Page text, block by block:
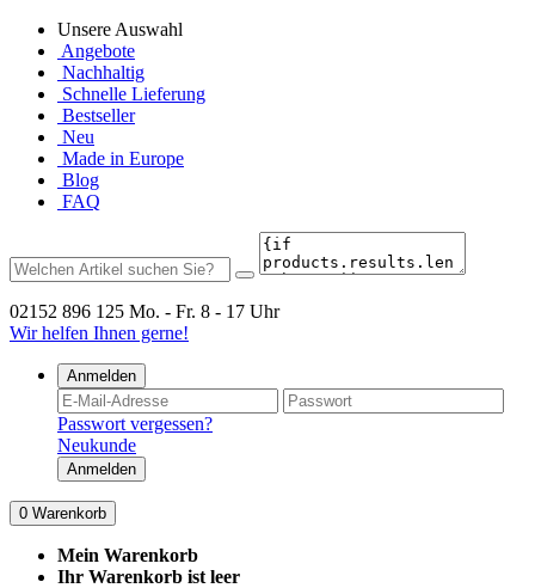
Unsere Auswahl
Angebote
Nachhaltig
Schnelle Lieferung
Bestseller
Neu
Made in Europe
Blog
FAQ
02152 896 125 Mo. - Fr. 8 - 17 Uhr
Wir helfen Ihnen gerne!
Anmelden
Passwort vergessen?
Neukunde
Anmelden
0 Warenkorb
Mein Warenkorb
Ihr Warenkorb ist leer